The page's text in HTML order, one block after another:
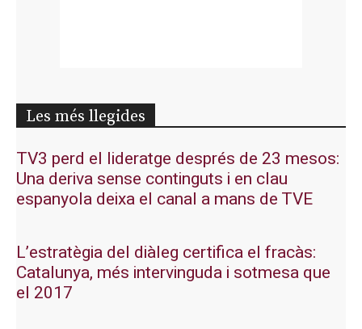
Les més llegides
TV3 perd el lideratge després de 23 mesos:
Una deriva sense continguts i en clau
espanyola deixa el canal a mans de TVE
L’estratègia del diàleg certifica el fracàs:
Catalunya, més intervinguda i sotmesa que
el 2017